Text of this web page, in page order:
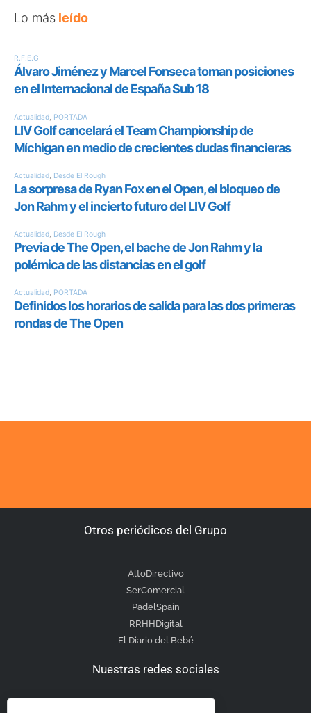
Lo más leído
Otros periódicos del Grupo
AltoDirectivo
SerComercial
PadelSpain
RRHHDigital
El Diario del Bebé
Nuestras redes sociales